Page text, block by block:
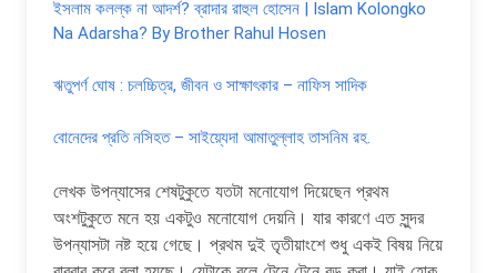
ইসলাম কলল্ক না আদর্শ? ব্রাদার রাহুল হোসেন | Islam Kolongko
Na Adarsha? By Brother Rahul Hosen
ঋতুপর্ণ ঘোষ : চলচ্চিত্র, জীবন ও সাক্ষাৎকার – নাফিস সাদিক
বোনেদের প্রতি নসিহত – সাইয়্যেদা আমাতুল্লাহ তাসনিম রহ.
লেখক উপন্যাসের শেষটুকুতে যতটা মনোযোগ দিয়েছেন প্রথম
অংশটুকুতে মনে হয় একটুও মনোযোগ দেয়নি। যার কারণে এত সুন্দর
উপন্যাসটা নষ্ট হয়ে গেছে। প্রথম দুই তৃতীয়াংশে শুধু একই বিষয় নিয়ে